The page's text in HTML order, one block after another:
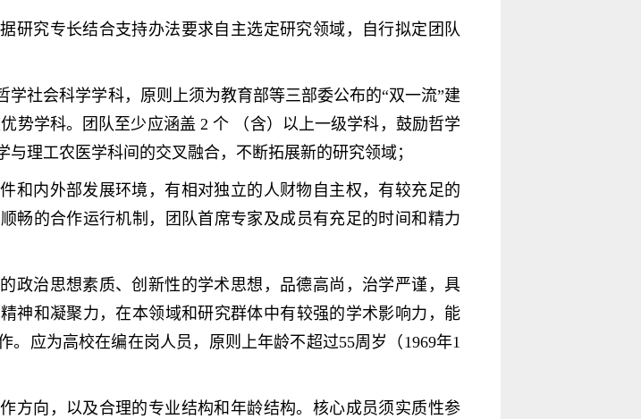
研究专长结合支持办法要求自主选定研究领域，自行拟定团队
学社会科学学科，原则上须为教育部等三部委公布的“双一流”建
势学科。团队至少应涵盖 2 个 （含）以上一级学科，鼓励哲学
理工农医学科间的交叉融合，不断拓展新的研究领域；
和内外部发展环境，有相对独立的人财物自主权，有较充足的
畅的合作运行机制，团队首席专家及成员有充足的时间和精力
政治思想素质、创新性的学术思想，品德高尚，治学严谨，具
神和凝聚力，在本领域和研究群体中有较强的学术影响力，能
。应为高校在编在岗人员，原则上年龄不超过55周岁（1969年1
方向，以及合理的专业结构和年龄结构。核心成员须实质性参